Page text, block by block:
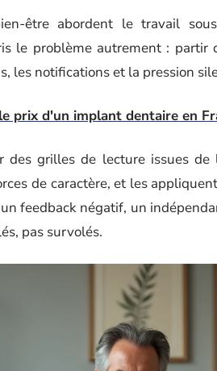
être abordent le travail
le problème autrement :
les notifications et la pression
prix d'un implant dentaire en
des grilles de lecture issues
de caractère, et les
feedback négatif, un
pas survolés.